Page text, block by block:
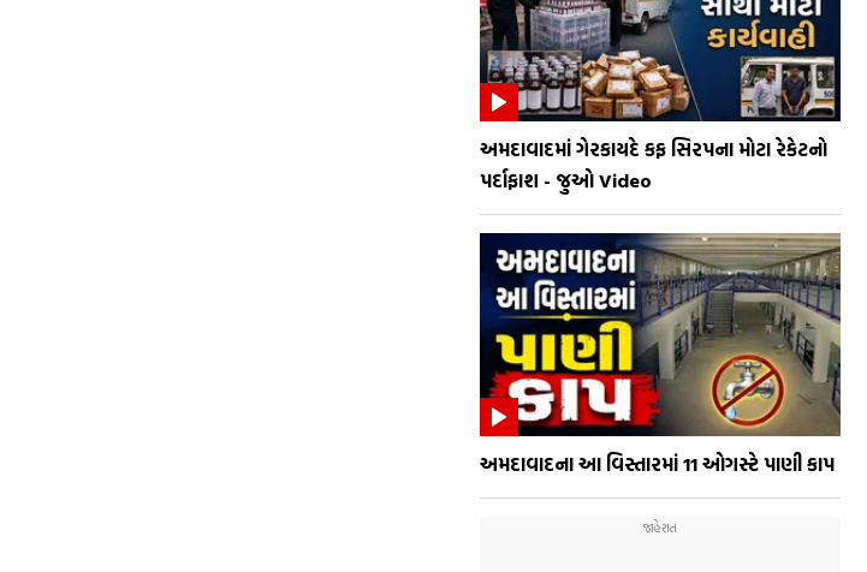
અમદાવાદમાં ગેરકાયદે કફ સિરપના મોટા રેકેટનો
પર્દાફાશ - જુઓ Video
અમદાવાદના આ વિસ્તારમાં 11 ઓગસ્ટે પાણી કાપ